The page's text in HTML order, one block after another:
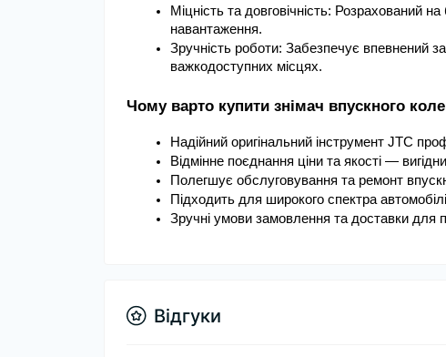
Міцність та довговічність: Розрахований
навантаження.
Зручність роботи: Забезпечує впевнений
важкодоступних місцях.
Чому варто купити знімач впускного
Надійний оригінальний інструмент JTC
Відмінне поєднання ціни та якості —
Полегшує обслуговування та ремонт
Підходить для широкого спектра
Зручні умови замовлення та доставки для
Відгуки